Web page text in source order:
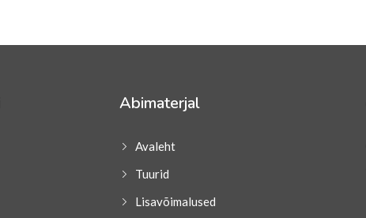
Abimaterjal
Avaleht
Tuurid
Lisavõimalused